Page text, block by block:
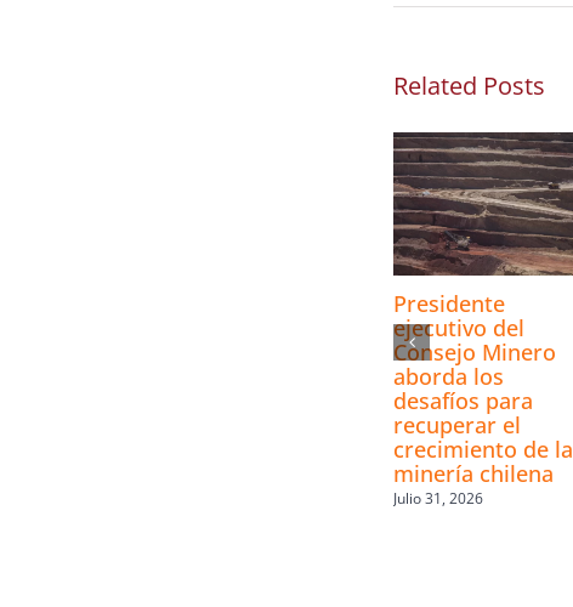
Related Posts
Presidente
ejecutivo del
Consejo Minero
aborda los
desafíos para
recuperar el
crecimiento de la
minería chilena
Julio 31, 2026